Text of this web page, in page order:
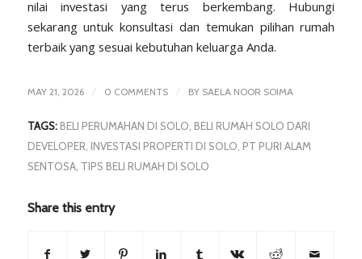
nilai investasi yang terus berkembang. Hubungi
sekarang untuk konsultasi dan temukan pilihan rumah
terbaik yang sesuai kebutuhan keluarga Anda.
MAY 21, 2026 / 0 COMMENTS / BY SAELA NOOR SOIMA
TAGS: BELI PERUMAHAN DI SOLO BELI RUMAH SOLO DARI
DEVELOPER INVESTASI PROPERTI DI SOLO PT PURI ALAM
SENTOSA, TIPS BELI RUMAH DI SOLO
Share this entry